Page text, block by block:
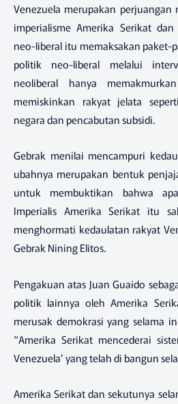
Venezuela merupakan perjuangan
imperialisme Amerika Serikat
neo-liberal itu memaksakan
politik neo-liberal melalui
neoliberal hanya
memiskinkan rakyat jelata
negara dan pencabutan subsidi.
Gebrak menilai mencampuri
ubahnya merupakan bentuk
untuk membuktikan bahwa
Imperialis Amerika Serikat itu
menghormati kedaulatan rakyat
Gebrak Nining Elitos.
Pengakuan atas Juan Guaido
politik lainnya oleh Amerika
merusak demokrasi yang selama
“Amerika Serikat mencederai
Venezuela’ yang telah di bangun
Amerika Serikat dan sekutunya